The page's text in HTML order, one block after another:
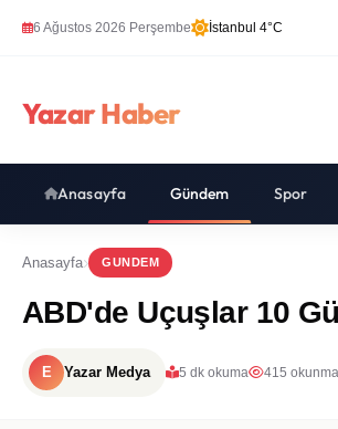
6 Ağustos 2026 Perşembe İstanbul 4°C
Yazar Haber
Anasayfa Gündem Spor
Anasayfa GUNDEM
ABD'de Uçuşlar 10
E Yazar Medya 5 dk okuma 415 okunma